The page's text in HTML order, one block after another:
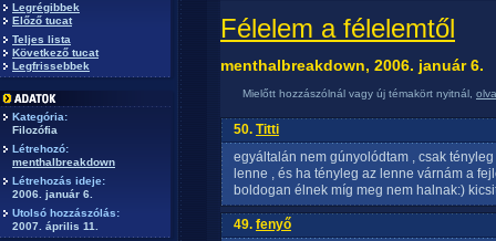
Legrégibbek
Előző tucat
Teljes lista
Következő tucat
Legfrissebbek
Kategória:
Filozófia
Létrehozó:
menthalbreakdown
Létrehozás ideje:
2006. január 6.
Utolsó hozzászólás:
2007. április 11.
Félelem a félelemtől
menthalbreakdown, 2006. január 6.
Mielőtt hozzászólnál vagy új témakört nyitnál,
50. Titti
egyáltalán nem gúnyolódtam , csak
lenne , és ha tényleg az lenne várnám a
boldogan élnek míg meg nem halnak:)
49. fenyő